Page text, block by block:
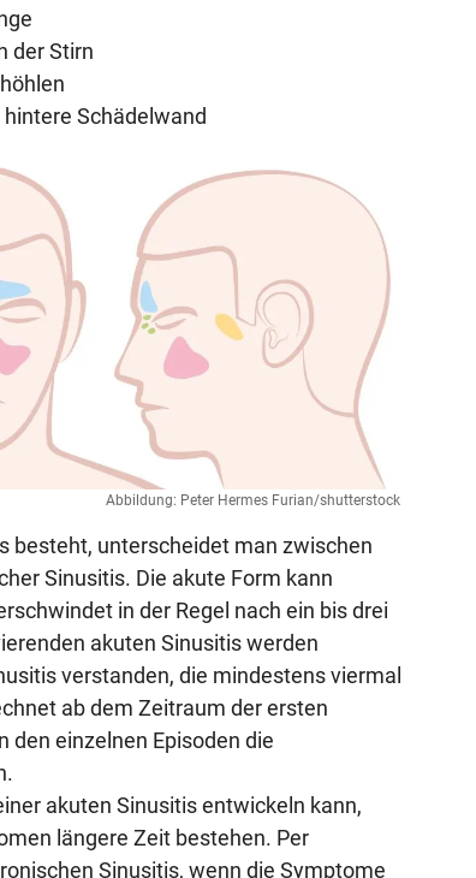
der Stirn
Schädelwand
Abbildung: Peter Hermes Furian/shutterstock
besteht, unterscheidet man zwischen
Sinusitis. Die akute Form kann
in der Regel nach ein bis drei
akuten Sinusitis werden
verstanden, die mindestens viermal
ab dem Zeitraum der ersten
den einzelnen Episoden die
akuten Sinusitis entwickeln kann,
längere Zeit bestehen. Per
Sinusitis, wenn die Symptome